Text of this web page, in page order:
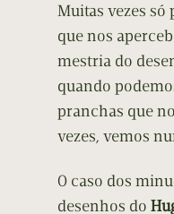
Muitas vezes só
que nos
mestria do
quando
pranchas que
vezes, vemos
O caso dos
desenhos do